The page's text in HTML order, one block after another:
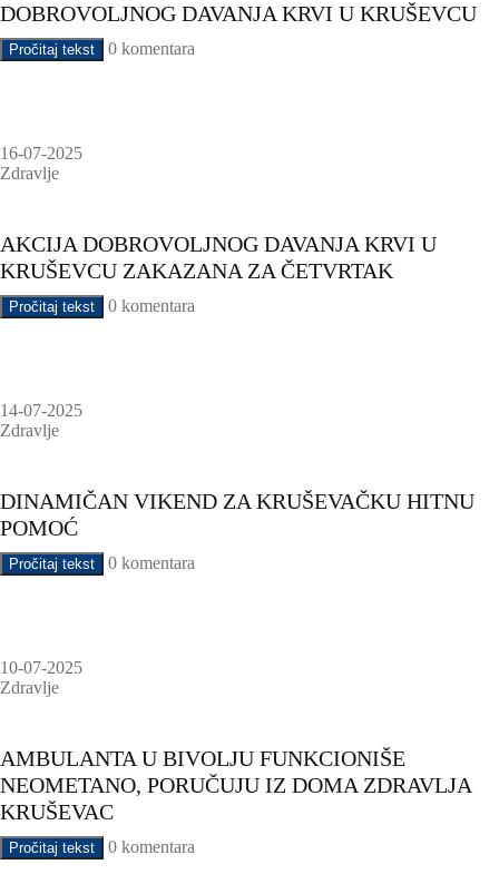
DOBROVOLJNOG DAVANJA KRVI U KRUŠEVCU
Pročitaj tekst 0 komentara
16-07-2025
Zdravlje
AKCIJA DOBROVOLJNOG DAVANJA KRVI U
KRUŠEVCU ZAKAZANA ZA ČETVRTAK
Pročitaj tekst 0 komentara
14-07-2025
Zdravlje
DINAMIČAN VIKEND ZA KRUŠEVAČKU HITNU
POMOĆ
Pročitaj tekst 0 komentara
10-07-2025
Zdravlje
AMBULANTA U BIVOLJU FUNKCIONIŠE
NEOMETANO, PORUČUJU IZ DOMA ZDRAVLJA
KRUŠEVAC
Pročitaj tekst 0 komentara